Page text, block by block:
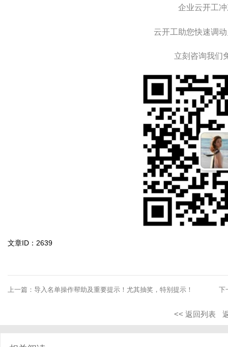
企业云开工
云开工助您快速调
立刻咨询我们
文章ID：2639
上一篇： 导入名单操作帮助及重要提示！尤其抽奖，特别提示！ 下
<< 返回列表